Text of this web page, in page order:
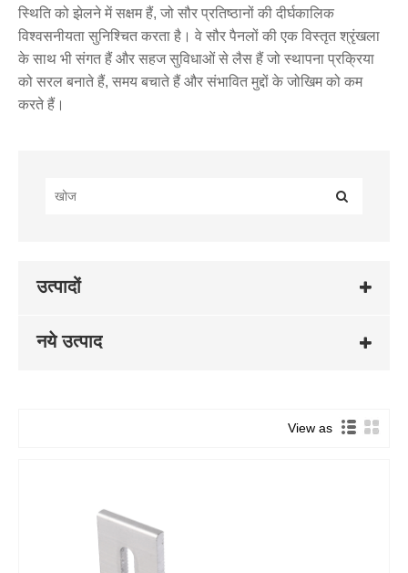
स्थिति को झेलने में सक्षम हैं, जो सौर प्रतिष्ठानों की दीर्घकालिक
विश्वसनीयता सुनिश्चित करता है। वे सौर पैनलों की एक विस्तृत श्रृंखला
के साथ भी संगत हैं और सहज सुविधाओं से लैस हैं जो स्थापना प्रक्रिया
को सरल बनाते हैं, समय बचाते हैं और संभावित मुद्दों के जोखिम को कम
करते हैं।
उत्पादों
नये उत्पाद
View as